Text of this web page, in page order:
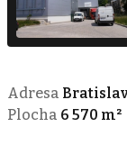
Adresa
Plocha 6 570 m²